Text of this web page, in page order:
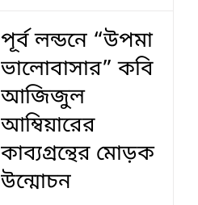
পূর্ব লন্ডনে “উপমা
ভালোবাসার” কবি
আজিজুল
আম্বিয়ারের
কাব্যগ্রন্থের মোড়ক
উন্মোচন